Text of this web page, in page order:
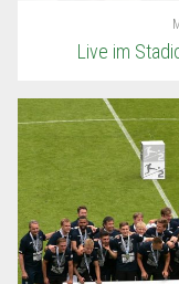
Live im